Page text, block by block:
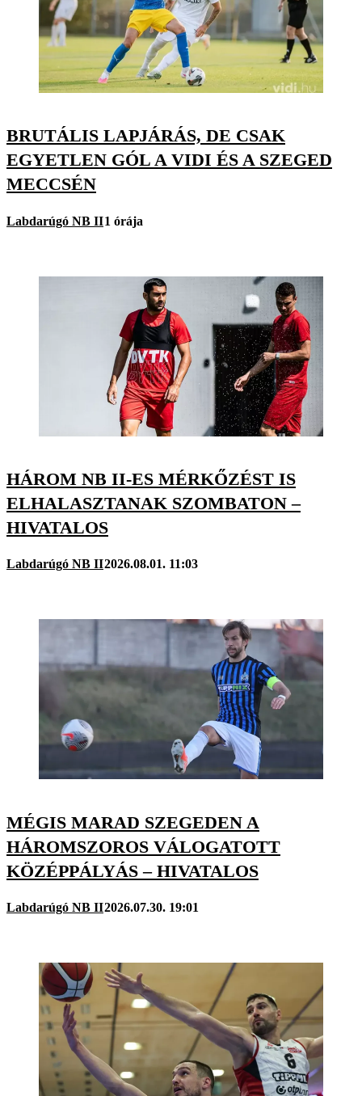
BRUTÁLIS LAPJÁRÁS, DE CSAK
EGYETLEN GÓL A VIDI ÉS A SZEGED
MECCSÉN
Labdarúgó NB II1 órája
HÁROM NB II-ES MÉRKŐZÉST IS
ELHALASZTANAK SZOMBATON –
HIVATALOS
Labdarúgó NB II2026.08.01. 11:03
MÉGIS MARAD SZEGEDEN A
HÁROMSZOROS VÁLOGATOTT
KÖZÉPPÁLYÁS – HIVATALOS
Labdarúgó NB II2026.07.30. 19:01